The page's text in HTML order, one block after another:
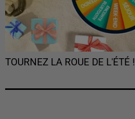
TOURNEZ LA ROUE DE L'ÉTÉ !